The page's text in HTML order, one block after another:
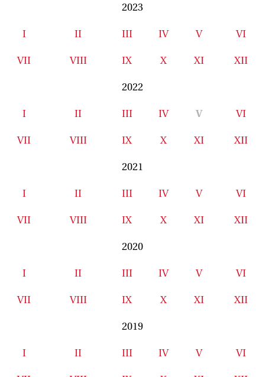
2023
I II III IV V VI
VII VIII IX X XI XII
2022
I II III IV V VI
VII VIII IX X XI XII
2021
I II III IV V VI
VII VIII IX X XI XII
2020
I II III IV V VI
VII VIII IX X XI XII
2019
I II III IV V VI